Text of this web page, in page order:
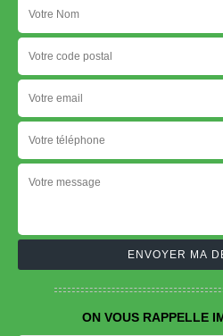
ON VOUS RAPPELLE